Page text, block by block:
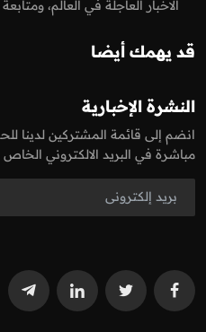
الاخبار العاجلة في العالم،
قد يهمك أيضا
النشرة الإخبارية
انضم إلى قائمة المشتركين لدينا
مباشرة في البريد الالكتروني